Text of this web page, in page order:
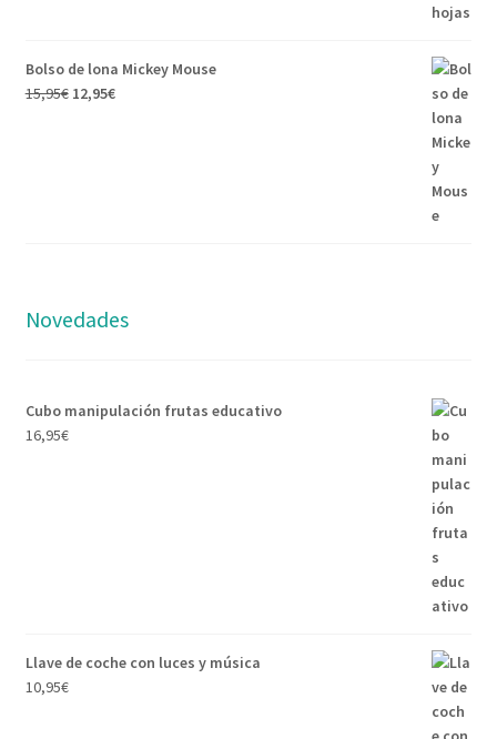
Bolso de lona Mickey Mouse
15,95€ 12,95€
Novedades
Cubo manipulación frutas educativo
16,95€
Llave de coche con luces y música
10,95€